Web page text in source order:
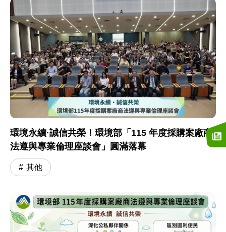
環境永續·誠信共榮！環境部「115 年度採購案廠商
法遵與專業倫理座談會」圓滿落幕
其他